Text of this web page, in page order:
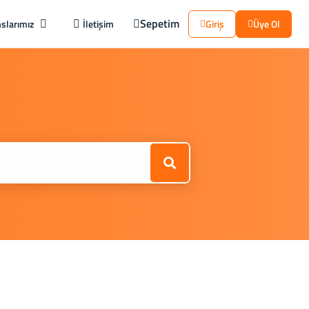
İletişim Sepetim Giriş Üye Ol